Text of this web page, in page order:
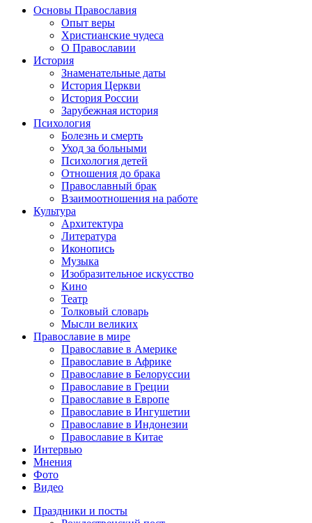
Основы Православия
Опыт веры
Христианские чудеса
О Православии
История
Знаменательные даты
История Церкви
История России
Зарубежная история
Психология
Болезнь и смерть
Уход за больными
Психология детей
Отношения до брака
Православный брак
Взаимоотношения на работе
Культура
Архитектура
Литература
Иконопись
Музыка
Изобразительное искусство
Кино
Театр
Толковый словарь
Мысли великих
Православие в мире
Православие в Америке
Православие в Африке
Православие в Белоруссии
Православие в Греции
Православие в Европе
Православие в Ингушетии
Православие в Индонезии
Православие в Китае
Интервью
Мнения
Фото
Видео
Праздники и посты